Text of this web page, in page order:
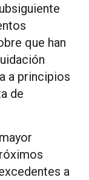
que han
a principios
de
a